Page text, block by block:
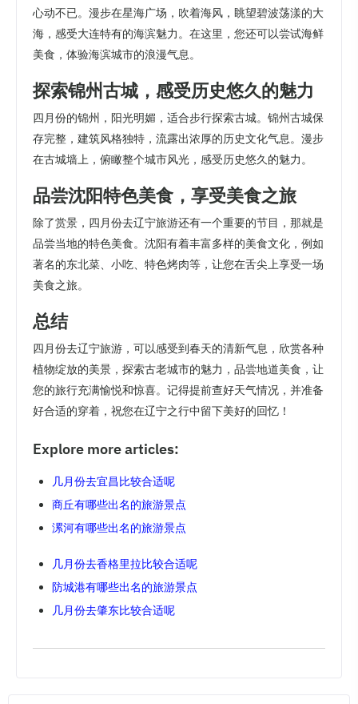
心动不已。漫步在星海广场，吹着海风，眺望碧波荡漾的大
海，感受大连特有的海滨魅力。在这里，您还可以尝试海鲜
美食，体验海滨城市的浪漫气息。
探索锦州古城，感受历史悠久的魅力
四月份的锦州，阳光明媚，适合步行探索古城。锦州古城保
存完整，建筑风格独特，流露出浓厚的历史文化气息。漫步
在古城墙上，俯瞰整个城市风光，感受历史悠久的魅力。
品尝沈阳特色美食，享受美食之旅
除了赏景，四月份去辽宁旅游还有一个重要的节目，那就是
品尝当地的特色美食。沈阳有着丰富多样的美食文化，例如
著名的东北菜、小吃、特色烤肉等，让您在舌尖上享受一场
美食之旅。
总结
四月份去辽宁旅游，可以感受到春天的清新气息，欣赏各种
植物绽放的美景，探索古老城市的魅力，品尝地道美食，让
您的旅行充满愉悦和惊喜。记得提前查好天气情况，并准备
好合适的穿着，祝您在辽宁之行中留下美好的回忆！
Explore more articles:
几月份去宜昌比较合适呢
商丘有哪些出名的旅游景点
漯河有哪些出名的旅游景点
几月份去香格里拉比较合适呢
防城港有哪些出名的旅游景点
几月份去肇东比较合适呢